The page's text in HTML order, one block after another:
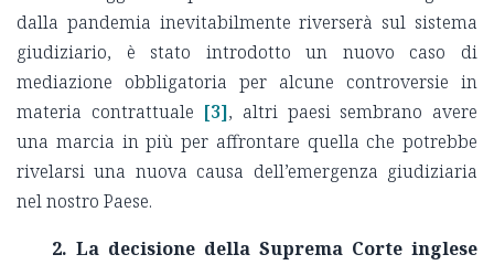
dalla pandemia inevitabilmente riverserà sul sistema
giudiziario, è stato introdotto un nuovo caso di
mediazione obbligatoria per alcune controversie in
materia contrattuale [3], altri paesi sembrano avere
una marcia in più per affrontare quella che potrebbe
rivelarsi una nuova causa dell’emergenza giudiziaria
nel nostro Paese.
2. La decisione della Suprema Corte inglese